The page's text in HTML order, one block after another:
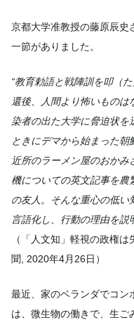
京都大学准教授の藤原辰史
一節がありました。
“教育勅語と戦陣訓を叩（
還後、人間より怖いものは
染者の出た大学に脅迫状を
ときにデマから始まった
近所のラーメン屋のおかみ
機についての英文記事を農
の友人。そんな重心の低い
言語化し、行動の理由を説
（「人文知」軽視の政権
聞, 2020年4月26日）
最近、家のベランダでコン
は、微生物の働きで、生ご